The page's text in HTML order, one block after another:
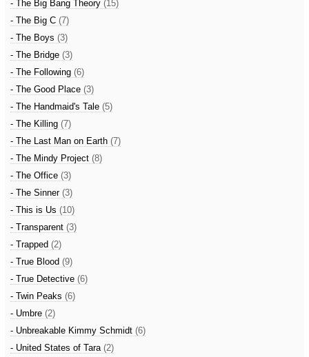
- The Big Bang Theory (15)
- The Big C (7)
- The Boys (3)
- The Bridge (3)
- The Following (6)
- The Good Place (3)
- The Handmaid's Tale (5)
- The Killing (7)
- The Last Man on Earth (7)
- The Mindy Project (8)
- The Office (3)
- The Sinner (3)
- This is Us (10)
- Transparent (3)
- Trapped (2)
- True Blood (9)
- True Detective (6)
- Twin Peaks (6)
- Umbre (2)
- Unbreakable Kimmy Schmidt (6)
- United States of Tara (2)